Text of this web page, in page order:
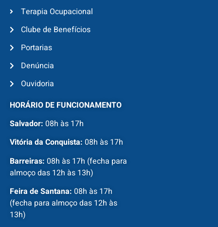
Terapia Ocupacional
Clube de Benefícios
Portarias
Denúncia
Ouvidoria
HORÁRIO DE FUNCIONAMENTO
Salvador: 08h às 17h
Vitória da Conquista: 08h às 17h
Barreiras: 08h às 17h (fecha para
almoço das 12h às 13h)
Feira de Santana: 08h às 17h
(fecha para almoço das 12h às
13h)